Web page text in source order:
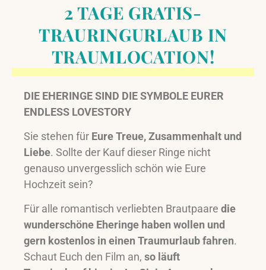
2 TAGE GRATIS-
TRAURINGURLAUB IN
TRAUMLOCATION!
DIE EHERINGE SIND DIE SYMBOLE EURER
ENDLESS LOVESTORY
Sie stehen für Eure Treue, Zusammenhalt und
Liebe. Sollte der Kauf dieser Ringe nicht
genauso unvergesslich schön wie Eure
Hochzeit sein?
Für alle romantisch verliebten Brautpaare die
wunderschöne Eheringe haben wollen und
gern kostenlos in einen Traumurlaub fahren.
Schaut Euch den Film an, so läuft